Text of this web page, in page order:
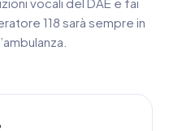
118 sarà sempre in